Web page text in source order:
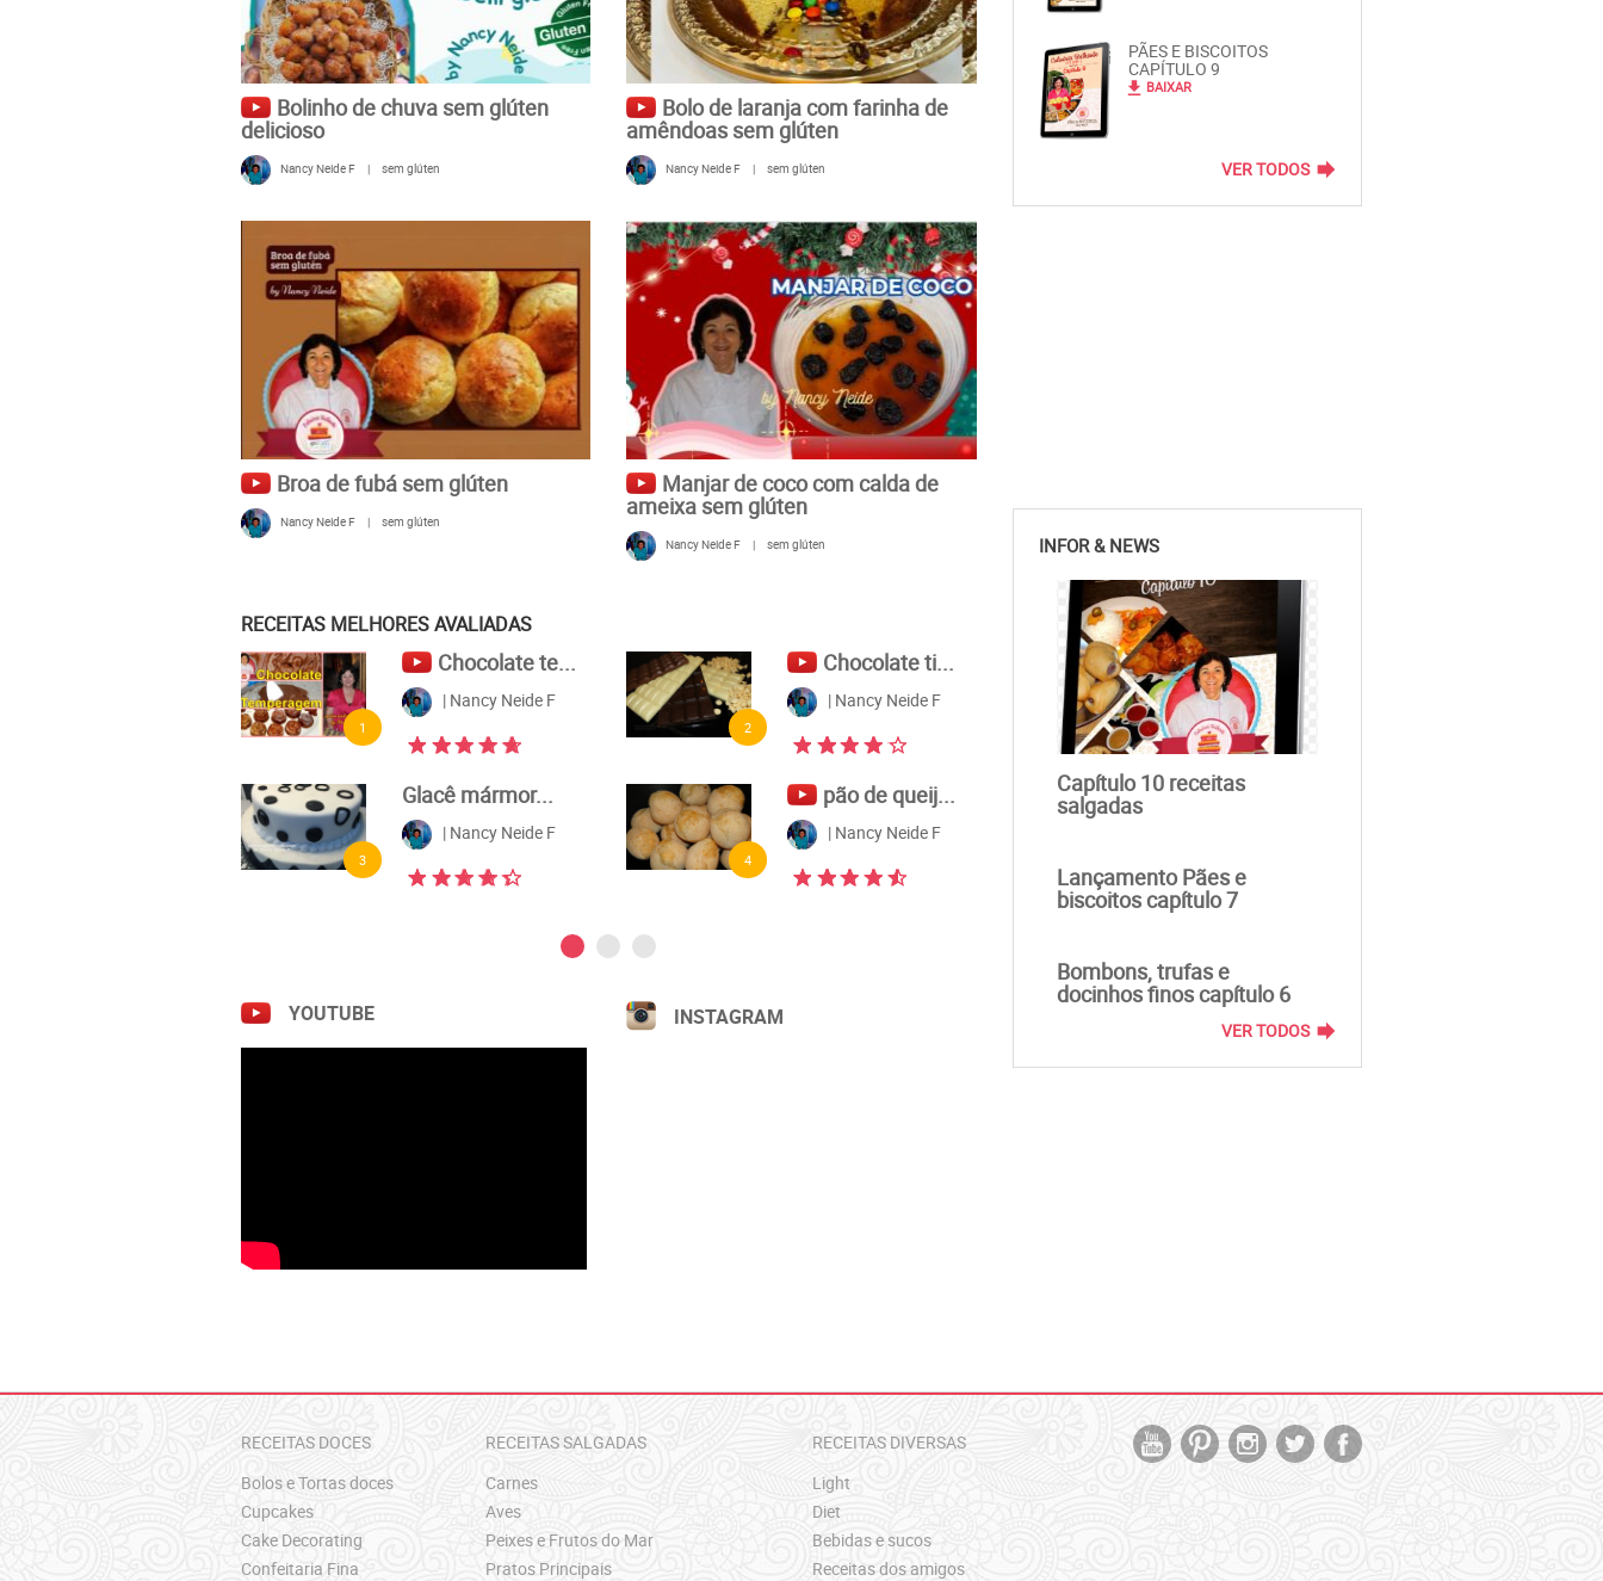
Bolinho de chuva sem glúten
delicioso
Nancy Neide F | sem glúten
Bolo de laranja com farinha de
amêndoas sem glúten
Nancy Neide F | sem glúten
Broa de fubá sem glúten
Nancy Neide F | sem glúten
Manjar de coco com calda de
ameixa sem glúten
Nancy Neide F | sem glúten
RECEITAS MELHORES AVALIADAS
1
Chocolate te...
| Nancy Neide F
2
Chocolate ti...
| Nancy Neide F
3
Glacê mármor...
| Nancy Neide F
4
pão de queij...
| Nancy Neide F
5
Flores de aç...
| Nancy Neide F
Brownie...
YOUTUBE INSTAGRAM
PÃES E BISCOITOS
CAPÍTULO 9
file_download BAIXAR
VER TODOS forward
INFOR & NEWS
Capítulo 10 receitas
salgadas
Lançamento Pães e
biscoitos capítulo 7
Bombons, trufas e
docinhos finos capítulo 6
VER TODOS forward
RECEITAS DOCES
Bolos e Tortas doces
Cupcakes
Cake Decorating
Confeitaria Fina
RECEITAS SALGADAS
Carnes
Aves
Peixes e Frutos do Mar
Pratos Principais
RECEITAS DIVERSAS
Light
Diet
Bebidas e sucos
Receitas dos amigos